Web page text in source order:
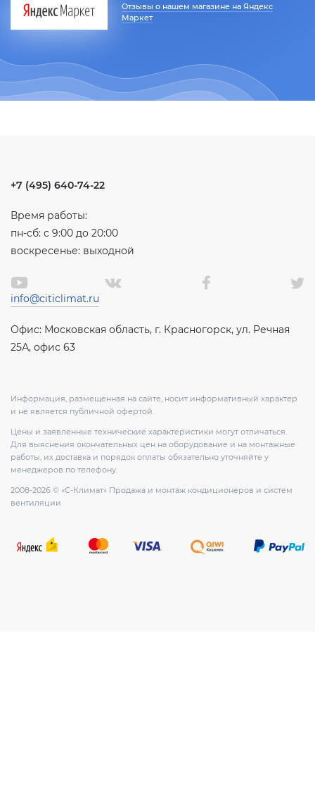
Отзывы о нашем магазине на Яндекс
Маркет
+7 (495) 640-74-22
Время работы:
пн-сб: с 9:00 до 20:00
воскресенье: выходной
info@citiclimat.ru
Офис: Московская область, г. Красногорск, ул. Речная
25А, офис 63
Информация, размещенная на сайте, носит информативный характер
и не является публичной офертой.
Цены и заявленные технические характеристики могут отличаться.
Для выяснения окончательных цен на оборудование и на монтажные
работы, их доставка и порядок оплаты обязательно уточняйте у
менеджеров по телефону.
2008-2026 © «С-Климат» Продажа и монтаж кондиционеров и систем
вентиляции